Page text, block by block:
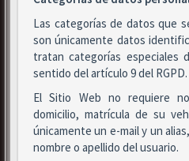
Las categorías de datos que
son únicamente datos
tratan categorías especiales
sentido del artículo 9 del RGPD.
El Sitio Web no requiere
domicilio, matrícula de su
únicamente un e-mail y un
nombre o apellido del usuario.